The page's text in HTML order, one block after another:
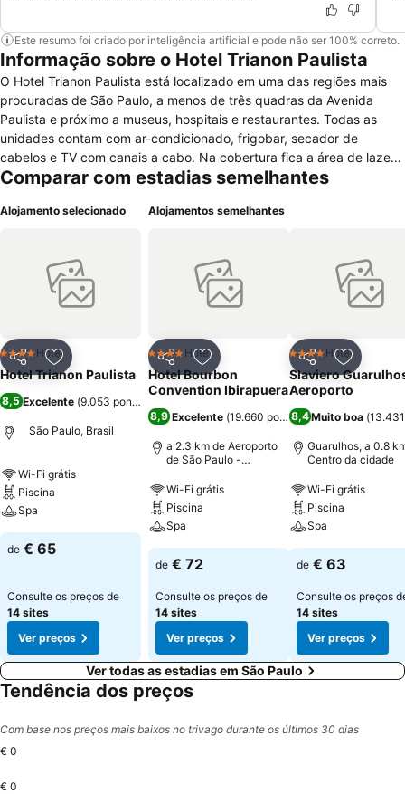
Este resumo foi criado por inteligência artificial e pode não ser 100% correto.
Informação sobre o Hotel Trianon Paulista
O Hotel Trianon Paulista está localizado em uma das regiões mais
procuradas de São Paulo, a menos de três quadras da Avenida
Paulista e próximo a museus, hospitais e restaurantes. Todas as
unidades contam com ar-condicionado, frigobar, secador de
cabelos e TV com canais a cabo. Na cobertura fica a área de lazer
com piscina, academia e sauna seca. Duas salas de eventos
todas as áreas da propriedade. O restaurante Casablanca, no hall
choperia no estabelecimento, onde os hóspedes podem curtir a
happy hour sem sair do hotel. A estação Trianon-Masp do metrô
está a cerca de 500 metros da propriedade, assim como outros
Nove de Julho.
Comparar com estadias semelhantes
Alojamento selecionado
PartilharAdicionar aos favoritos
4 EstrelasHotel
Hotel Trianon Paulista
8,5 Excelente (9.053 pontuações
São Paulo, Brasil
Wi-Fi grátis
Piscina
Spa
de € 65
Consulte os preços de
14 sites
Ver preços
Alojamentos semelhantes
PartilharAdicionar aos favoritos
4 EstrelasHotel
Hotel Bourbon
Convention Ibirapuera
8,9 Excelente (19.660 pontuações)
a 2.3 km de Aeroporto
de São Paulo -
Wi-Fi grátis
Piscina
Spa
de € 72
Consulte os preços de
14 sites
Ver preços
Partilhar
4 EstrelasHotel
Slaviero
Aeroporto
8,4Muito boa (
Guarulhos, a 0.8
Centro da cidade
Wi-Fi grátis
Piscina
Spa
de € 63
Consulte os preços
14 sites
Ver preços
Ver todas as estadias em São Paulo
Tendência dos preços
Com base nos preços mais baixos no trivago durante os últimos 30 dias
€ 0
€ 0